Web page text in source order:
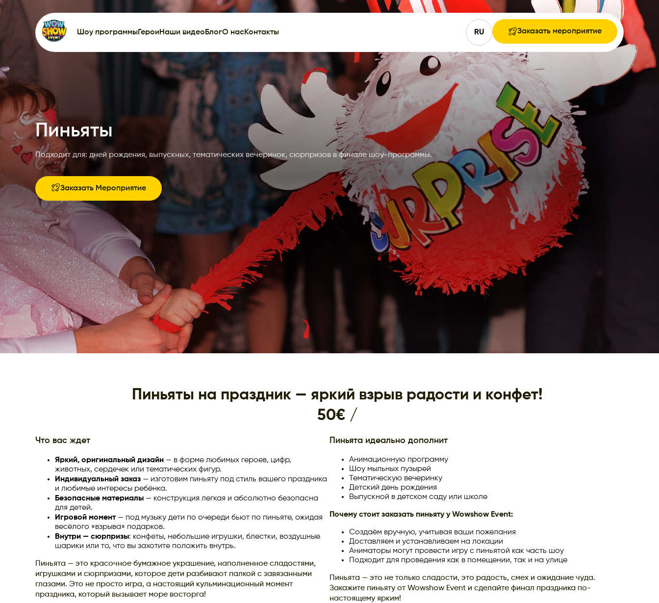
Шоу программыГероиНаши видео БлогО насКонтакты RU Заказать мероприятие
Пиньяты
Подходит для: дней рождения, выпускных, тематических вечеринок, сюрпризов в финале шоу-программы.
Заказать Мероприятие
Пиньяты на праздник — яркий взрыв радости и конфет!
50€ /
Что вас ждет
Яркий, оригинальный дизайн — в форме любимых героев, цифр,
животных, сердечек или тематических фигур.
Индивидуальный заказ — изготовим пиньяту под стиль вашего праздника
и любимые интересы ребёнка.
Безопасные материалы — конструкция легкая и абсолютно безопасна
для детей.
Игровой момент— под музыку дети по очереди бьют по пиньяте, ожидая
весёлого «взрыва» подарков.
Внутри — сюрпризы: конфеты, небольшие игрушки, блестки, воздушные
шарики или то, что вы захотите положить внутрь.
Пиньята — это красочное бумажное украшение, наполненное сладостями,
игрушками и сюрпризами, которое дети разбивают палкой с завязанными
глазами. Это не просто игра, а настоящий кульминационный момент
праздника, который вызывает море восторга!
Пиньята идеально дополнит
Анимационную программу
Шоу мыльных пузырей
Тематическую вечеринку
Детский день рождения
Выпускной в детском саду или школе
Почему стоит заказать пиньяту у Wowshow Event:
Создаём вручную, учитывая ваши пожелания
Доставляем и устанавливаем на локации
Аниматоры могут провести игру с пиньятой как часть шоу
Подходит для проведения как в помещении, так и на улице
Пиньята — это не только сладости, это радость, смех и ожидание чуда.
Закажите пиньяту от Wowshow Event и сделайте финал праздника по-
настоящему ярким!